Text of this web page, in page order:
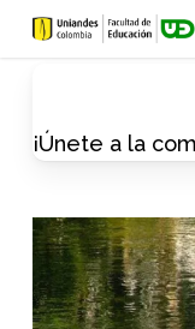
Skip
¡Únete a la